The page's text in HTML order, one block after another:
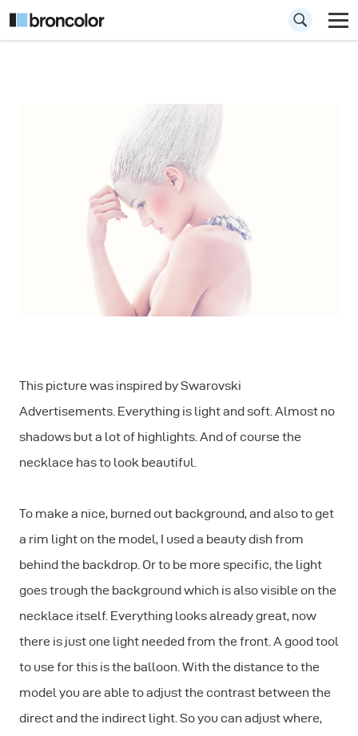
How to photograph
a portrait with soft
This picture was inspired by Swarovski
Advertisements. Everything is light and soft. Almost no
shadows but a lot of highlights. And of course the
necklace has to look beautiful.
To make a nice, burned out background, and also to get
a rim light on the model, I used a beauty dish from
behind the backdrop. Or to be more specific, the light
goes trough the background which is also visible on the
necklace itself. Everything looks already great, now
there is just one light needed from the front. A good tool
to use for this is the balloon. With the distance to the
model you are able to adjust the contrast between the
direct and the indirect light. So you can adjust where,